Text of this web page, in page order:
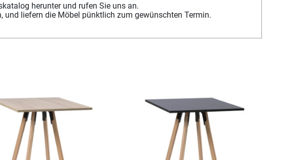
herunter und rufen Sie uns an.
liefern die Möbel pünktlich zum gewünschten Termin.